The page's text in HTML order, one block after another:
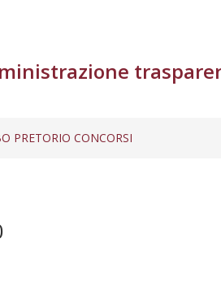
PRETORIO CONCORSI